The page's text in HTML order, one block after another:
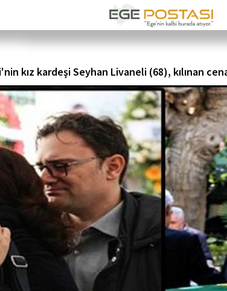
kız kardeşi Seyhan Livaneli (68), kılınan